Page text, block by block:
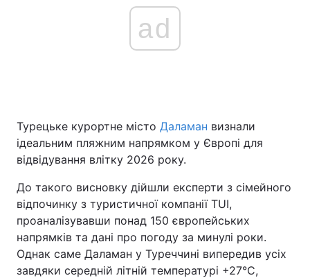
Україна Політика
Спорт Наука
Техно і зв'язок
Зброя Інциденти
ad
Турецьке курортне місто Даламан визнали
ідеальним пляжним напрямком у Європі для
відвідування влітку 2026 року.
До такого висновку дійшли експерти з сімейного
відпочинку з туристичної компанії TUI,
проаналізувавши понад 150 європейських
напрямків та дані про погоду за минулі роки.
Однак саме Даламан у Туреччині випередив усіх
завдяки середній літній температурі +27°C,